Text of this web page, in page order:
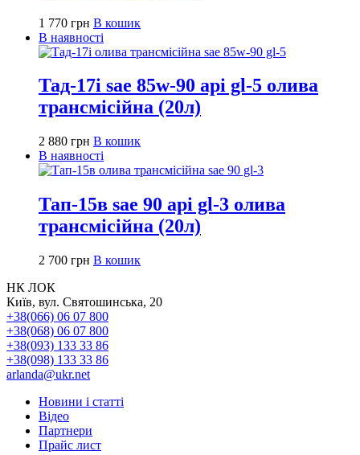
1 770 грн В кошик
В наявності
Тад-17і sae 85w-90 api gl-5 олива
трансмісійна (20л)
2 880 грн В кошик
В наявності
Тап-15в sae 90 api gl-3 олива
трансмісійна (20л)
2 700 грн В кошик
НК ЛОК
Київ, вул. Святошинська, 20
+38(066) 06 07 800
+38(068) 06 07 800
+38(093) 133 33 86
+38(098) 133 33 86
arlanda@ukr.net
Новини і статті
Відео
Партнери
Прайс лист